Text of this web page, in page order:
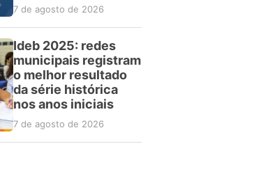
7 de agosto de 2026
Ideb 2025: redes
municipais registram
o melhor resultado
da série histórica
nos anos iniciais
7 de agosto de 2026